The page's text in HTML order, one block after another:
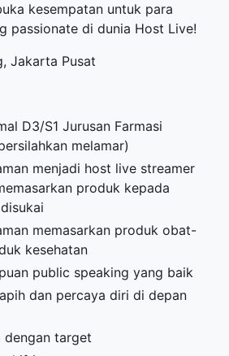
kesempatan untuk para
passionate di dunia Host Live!
Jakarta Pusat
D3/S1 Jurusan Farmasi
melamar)
menjadi host live streamer
produk kepada
memasarkan produk obat-
kesehatan
public speaking yang baik
dan percaya diri di depan
dengan target